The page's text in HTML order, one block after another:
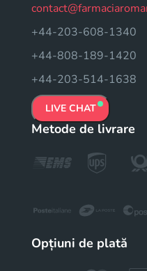
+44-203-608-1340
+44-808-189-1420
+44-203-514-1638
LIVE CHAT
Metode de livrare
Opțiuni de plată